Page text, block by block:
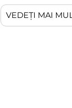
aplicații
capacitatea de
VEDEȚI MAI